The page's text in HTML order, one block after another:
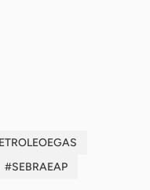
#SEBRAEAP